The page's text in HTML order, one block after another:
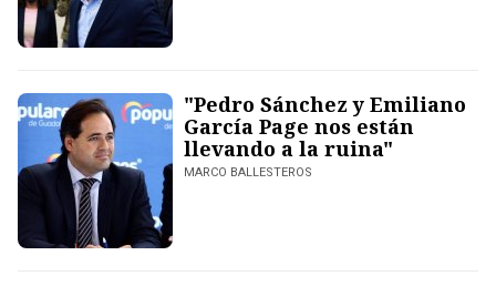
"Pedro Sánchez y Emiliano
García Page nos están
llevando a la ruina"
MARCO BALLESTEROS